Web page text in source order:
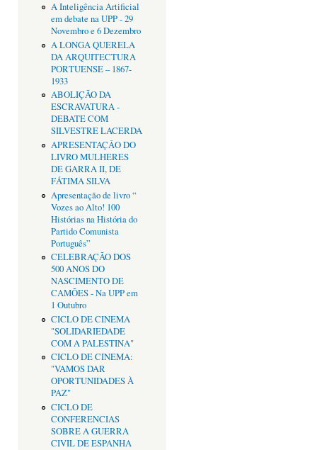
A Inteligência Artificial
em debate na UPP - 29
Novembro e 6 Dezembro
A LONGA QUERELA
DA ARQUITECTURA
PORTUENSE – 1867-
1933
ABOLIÇÃO DA
ESCRAVATURA -
DEBATE COM
SILVESTRE LACERDA
APRESENTAÇÂO DO
LIVRO MULHERES
DE GARRA II, DE
FÁTIMA SILVA
Apresentação de livro “
Vozes ao Alto! 100
Histórias na História do
Partido Comunista
Português”
CELEBRAÇÃO DOS
500 ANOS DO
NASCIMENTO DE
CAMÕES - Na UPP em
1 Outubro
CICLO DE CINEMA
"SOLIDARIEDADE
COM A PALESTINA"
CICLO DE CINEMA:
"VAMOS DAR
OPORTUNIDADES À
PAZ"
CICLO DE
CONFERENCIAS
SOBRE A GUERRA
CIVIL DE ESPANHA